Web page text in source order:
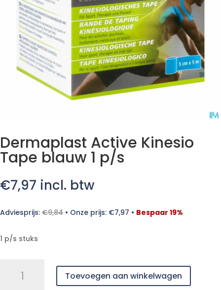
Dermaplast Active Kinesio
Tape blauw 1 p/s
€7,97 incl. btw
Adviesprijs: €9,84 • Onze prijs: €7,97 • Bespaar 19%
1 p/s stuks
Active
Toevoegen aan winkelwagen